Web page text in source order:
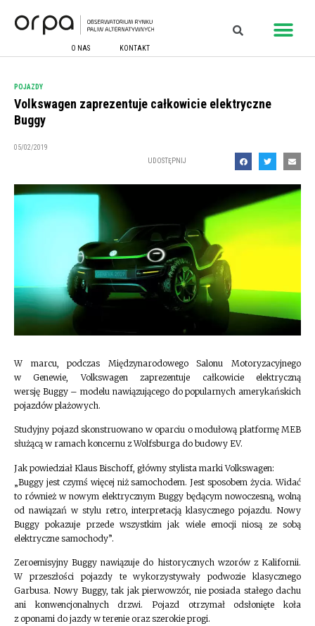
O NAS KONTAKT
POJAZDY
Volkswagen zaprezentuje całkowicie elektryczne
Buggy
05/02/2019
UDOSTĘPNIJ
W marcu, podczas Międzynarodowego Salonu Motoryzacyjnego
w Genewie, Volkswagen zaprezentuje całkowicie elektryczną
wersję Buggy – modelu nawiązującego do popularnych amerykańskich
pojazdów plażowych.
Studyjny pojazd skonstruowano w oparciu o modułową platformę MEB
służącą w ramach koncernu z Wolfsburga do budowy EV.
Jak powiedział Klaus Bischoff, główny stylista marki Volkswagen:
„Buggy jest czymś więcej niż samochodem. Jest sposobem życia. Widać
to również w nowym elektrycznym Buggy będącym nowoczesną, wolną
od nawiązań w stylu retro, interpretacją klasycznego pojazdu. Nowy
Buggy pokazuje przede wszystkim jak wiele emocji niosą ze sobą
elektryczne samochody”.
Zeroemisyjny Buggy nawiązuje do historycznych wzorów z Kalifornii.
W przeszłości pojazdy te wykorzystywały podwozie klasycznego
Garbusa. Nowy Buggy, tak jak pierwowzór, nie posiada stałego dachu
ani konwencjonalnych drzwi. Pojazd otrzymał odsłonięte koła
z oponami do jazdy w terenie oraz szerokie progi.